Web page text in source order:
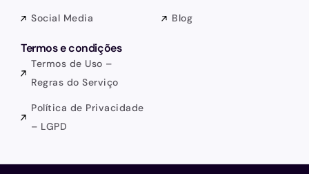
Social Media Blog
Termos e condições
Termos de Uso –
Regras do Serviço
Política de Privacidade
– LGPD